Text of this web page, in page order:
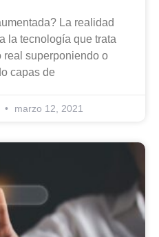
La realidad
la tecnología que trata
real superponiendo o
capas de
marzo 12, 2021